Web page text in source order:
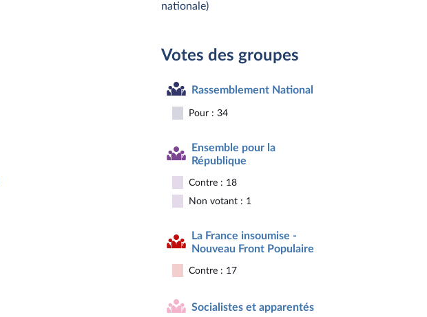
nationale)
Votes des groupes
Rassemblement National
Pour : 34
Ensemble pour la
République
Contre : 18
Non votant : 1
La France insoumise -
Nouveau Front Populaire
Contre : 17
Socialistes et apparentés